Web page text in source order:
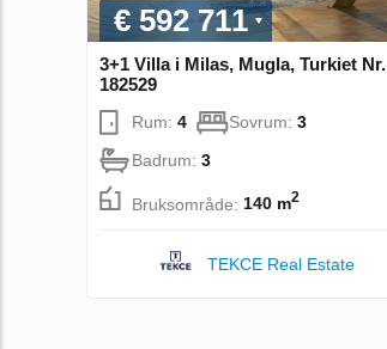
€ 592 711
3+1 Villa i Milas, Mugla, Turkiet Nr.
182529
Rum: 4 Sovrum: 3
Badrum: 3
Bruksområde: 140 m2
TEKCE Real Estate